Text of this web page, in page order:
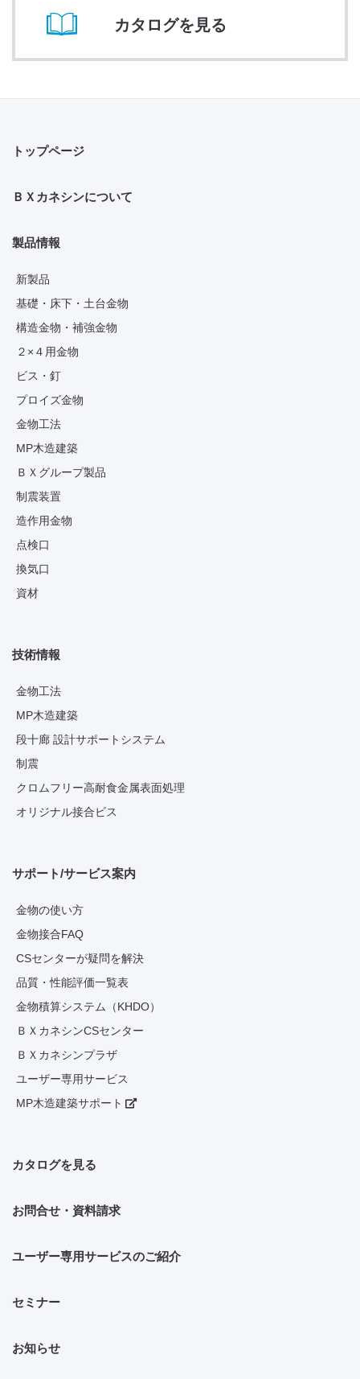
カタログを見る
トップページ
ＢＸカネシンについて
製品情報
新製品
基礎・床下・土台金物
構造金物・補強金物
２×４用金物
ビス・釘
プロイズ金物
金物工法
MP木造建築
ＢＸグループ製品
制震装置
造作用金物
点検口
換気口
資材
技術情報
金物工法
MP木造建築
段十廊 設計サポートシステム
制震
クロムフリー高耐食金属表面処理
オリジナル接合ビス
サポート/サービス案内
金物の使い方
金物接合FAQ
CSセンターが疑問を解決
品質・性能評価一覧表
金物積算システム（KHDO）
ＢＸカネシンCSセンター
ＢＸカネシンプラザ
ユーザー専用サービス
MP木造建築サポート
カタログを見る
お問合せ・資料請求
ユーザー専用サービスのご紹介
セミナー
お知らせ